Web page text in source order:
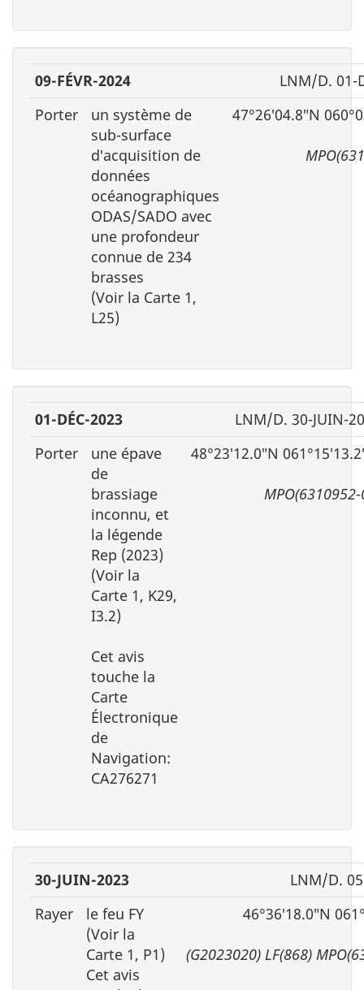
09-FÉVR-2024
LNM/D. 01-
Porter
un système de
sub-surface
d′acquisition de
données
océanographiques
ODAS/SADO avec
une profondeur
connue de 234
brasses
(Voir la Carte 1,
L25)
47°26′04.8″N
01-DÉC-2023
LNM/D. 30-JUIN-
Porter
une épave
de
brassiage
inconnu, et
la légende
Rep (2023)
(Voir la
Carte 1, K29,
I3.2)
Cet avis
touche la
Carte
Électronique
de
Navigation:
CA276271
48°23′12.0″N
30-JUIN-2023
LNM/D.
Rayer
le feu FY
(Voir la
Carte 1, P1)
Cet avis
46°36′18.0″N
(G2023020) LF(868)